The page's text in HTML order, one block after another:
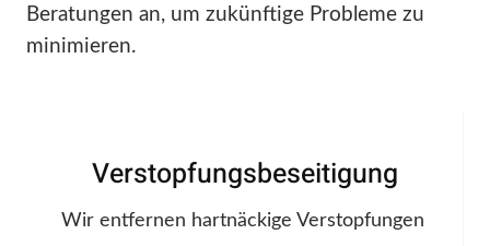
Beratungen an, um zukünftige Probleme zu
minimieren.
Verstopfungsbeseitigung
Wir entfernen hartnäckige Verstopfungen